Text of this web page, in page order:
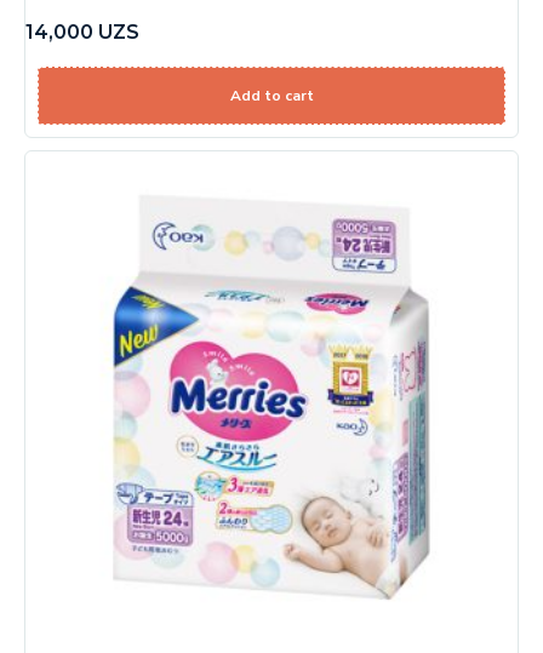
14,000 UZS
Add to cart